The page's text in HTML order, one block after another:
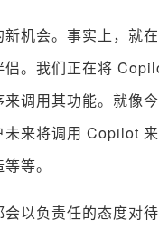
机会。事实上，就
。我们正在将
调用其功能。就像
来将调用 Copilot
等。
以负责任的态度对